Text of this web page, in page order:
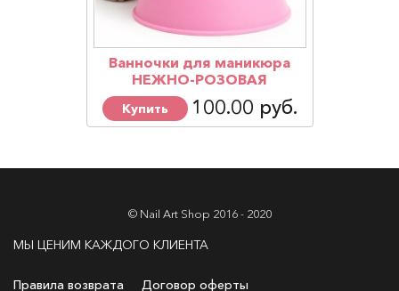
Ванночки для маникюра
НЕЖНО-РОЗОВАЯ
Купить 100.00 руб.
© Nail Art Shop 2016 - 2020
МЫ ЦЕНИМ КАЖДОГО КЛИЕНТА
Правила возврата Договор оферты